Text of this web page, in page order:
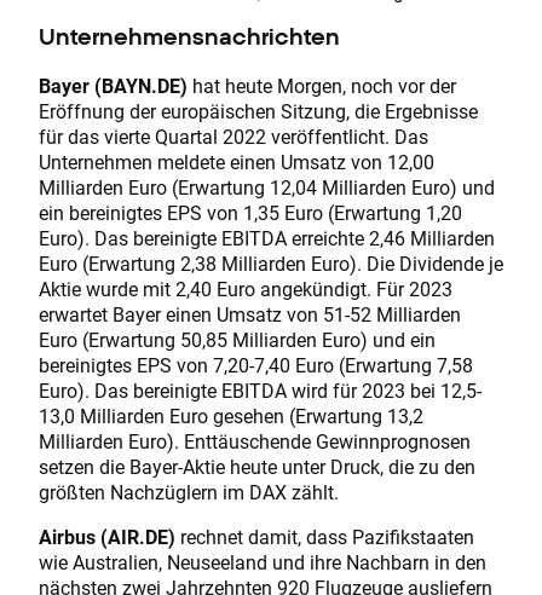
Unternehmensnachrichten
Bayer (BAYN.DE) hat heute Morgen, noch vor der
Eröffnung der europäischen Sitzung, die Ergebnisse
für das vierte Quartal 2022 veröffentlicht. Das
Unternehmen meldete einen Umsatz von 12,00
Milliarden Euro (Erwartung 12,04 Milliarden Euro) und
ein bereinigtes EPS von 1,35 Euro (Erwartung 1,20
Euro). Das bereinigte EBITDA erreichte 2,46 Milliarden
Euro (Erwartung 2,38 Milliarden Euro). Die Dividende je
Aktie wurde mit 2,40 Euro angekündigt. Für 2023
erwartet Bayer einen Umsatz von 51-52 Milliarden
Euro (Erwartung 50,85 Milliarden Euro) und ein
bereinigtes EPS von 7,20-7,40 Euro (Erwartung 7,58
Euro). Das bereinigte EBITDA wird für 2023 bei 12,5-
13,0 Milliarden Euro gesehen (Erwartung 13,2
Milliarden Euro). Enttäuschende Gewinnprognosen
setzen die Bayer-Aktie heute unter Druck, die zu den
größten Nachzüglern im DAX zählt.
Airbus (AIR.DE) rechnet damit, dass Pazifikstaaten
wie Australien, Neuseeland und ihre Nachbarn in den
nächsten zwei Jahrzehnten 920 Flugzeuge ausliefern